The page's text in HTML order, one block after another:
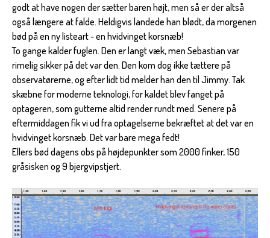
godt at have nogen der sætter baren højt, men så er der altså
også længere at falde. Heldigvis landede han blødt, da morgenen
bød på en ny listeart - en hvidvinget korsnæb!
To gange kalder fuglen. Den er langt væk, men Sebastian var
rimelig sikker på det var den. Den kom dog ikke tættere på
observatørerne, og efter lidt tid melder han den til Jimmy. Tak
skæbne for moderne teknologi, for kaldet blev fanget på
optageren, som gutterne altid render rundt med. Senere på
eftermiddagen fik vi ud fra optagelserne bekræftet at det var en
hvidvinget korsnæb. Det var bare mega fedt!
Ellers bød dagens obs på højdepunkter som 2000 finker, 150
gråsisken og 9 bjergvipstjert.